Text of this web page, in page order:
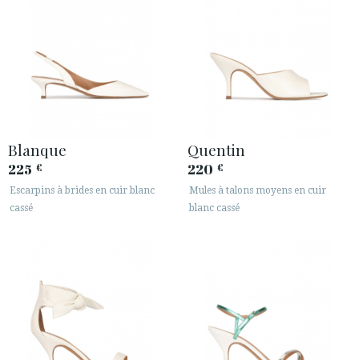
Blanque
225 €
Escarpins à brides en cuir blanc
cassé
Quentin
220 €
Mules à talons moyens en cuir
blanc cassé